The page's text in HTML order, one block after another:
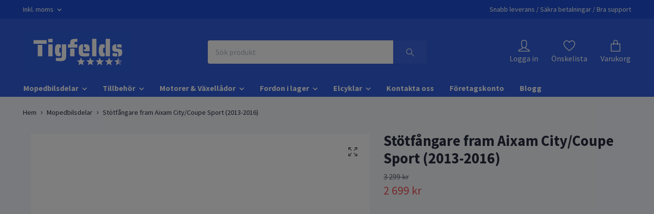
Inkl. moms Snabb leverans / Säkra betalningar / Bra support
Logga in Önskelista Varukorg
Mopedbilsdelar Tillbehör Motorer & Växellådor Fordon i lager Elcyklar Kontakta oss Företagskonto Blogg
Hem Mopedbilsdelar Stötfångare fram Aixam City/Coupe Sport (2013-2016)
Stötfångare fram Aixam City/Coupe
Sport (2013-2016)
3 299 kr
2 699 kr